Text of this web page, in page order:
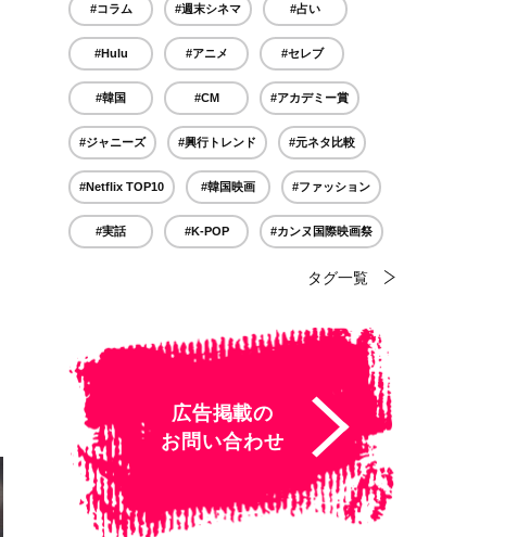
#コラム #週末シネマ #占い
#Hulu #アニメ #セレブ
#韓国 #CM #アカデミー賞
#ジャニーズ #興行トレンド #元ネタ比較
#Netflix TOP10 #韓国映画 #ファッション
#実話 #K-POP #カンヌ国際映画祭
タグ一覧
広告掲載の
お問い合わせ